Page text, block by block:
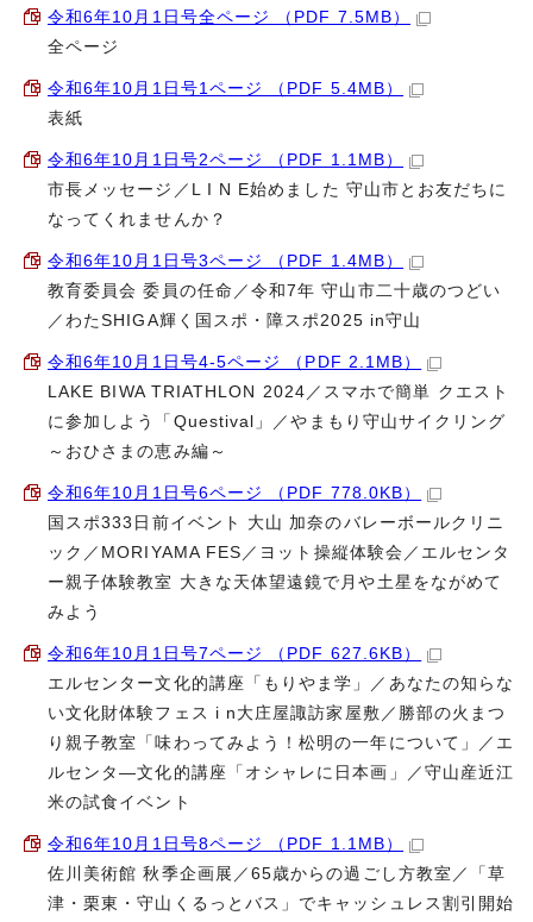
令和6年10月1日号全ページ （PDF 7.5MB）
全ページ
令和6年10月1日号1ページ （PDF 5.4MB）
表紙
令和6年10月1日号2ページ （PDF 1.1MB）
市長メッセージ／L I N E始めました 守山市とお友だちに
なってくれませんか？
令和6年10月1日号3ページ （PDF 1.4MB）
教育委員会 委員の任命／令和7年 守山市二十歳のつどい
／わたSHIGA輝く国スポ・障スポ2025 in守山
令和6年10月1日号4-5ページ （PDF 2.1MB）
LAKE BIWA TRIATHLON 2024／スマホで簡単 クエスト
に参加しよう「Questival」／やまもり守山サイクリング
～おひさまの恵み編～
令和6年10月1日号6ページ （PDF 778.0KB）
国スポ333日前イベント 大山 加奈のバレーボールクリニ
ック／MORIYAMA FES／ヨット操縦体験会／エルセンタ
ー親子体験教室 大きな天体望遠鏡で月や土星をながめて
みよう
令和6年10月1日号7ページ （PDF 627.6KB）
エルセンター文化的講座「もりやま学」／あなたの知らな
い文化財体験フェス i n大庄屋諏訪家屋敷／勝部の火まつ
り親子教室「味わってみよう！松明の一年について」／エ
ルセンタ―文化的講座「オシャレに日本画」／守山産近江
米の試食イベント
令和6年10月1日号8ページ （PDF 1.1MB）
佐川美術館 秋季企画展／65歳からの過ごし方教室／「草
津・栗東・守山くるっとバス」でキャッシュレス割引開始